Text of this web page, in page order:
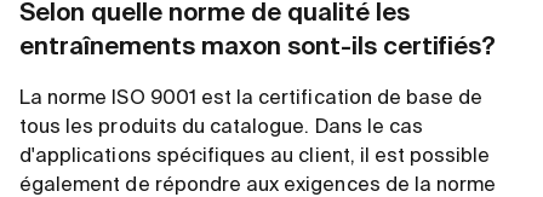
Selon quelle norme de qualité les
entraînements maxon sont-ils certifiés?
La norme ISO 9001 est la certification de base de
tous les produits du catalogue. Dans le cas
d'applications spécifiques au client, il est possible
également de répondre aux exigences de la norme